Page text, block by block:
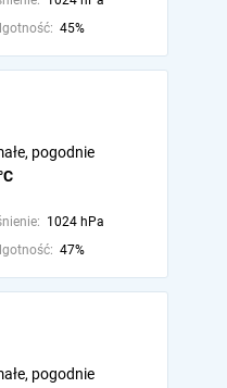
45%
pogodnie
1024 hPa
47%
pogodnie